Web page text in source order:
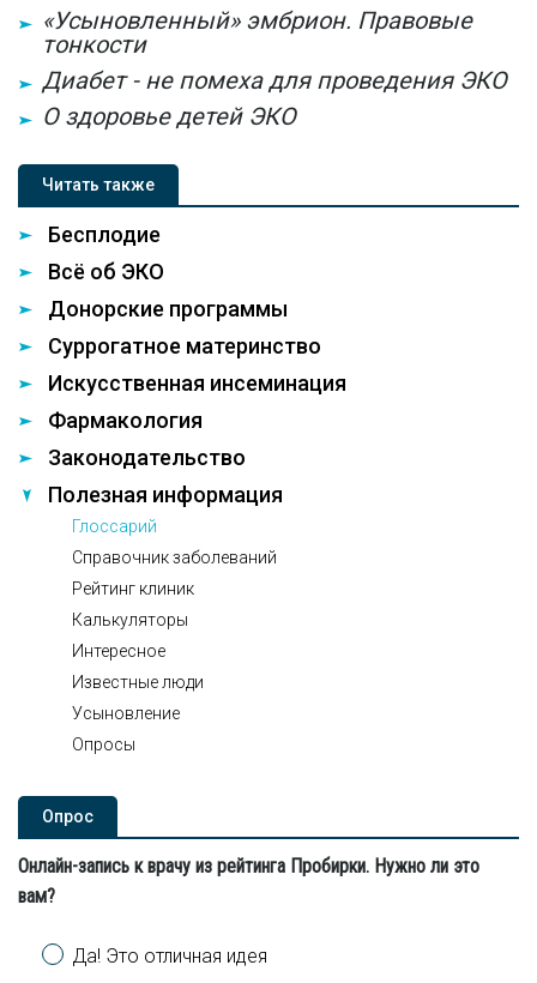
«Усыновленный» эмбрион. Правовые
тонкости
Диабет - не помеха для проведения ЭКО
О здоровье детей ЭКО
Читать также
Бесплодие
Всё об ЭКО
Донорские программы
Суррогатное материнство
Искусственная инсеминация
Фармакология
Законодательство
Полезная информация
Глоссарий
Справочник заболеваний
Рейтинг клиник
Калькуляторы
Интересное
Известные люди
Усыновление
Опросы
Опроc
Онлайн-запись к врачу из рейтинга Пробирки. Нужно ли это
вам?
Варианты
Да! Это отличная идея